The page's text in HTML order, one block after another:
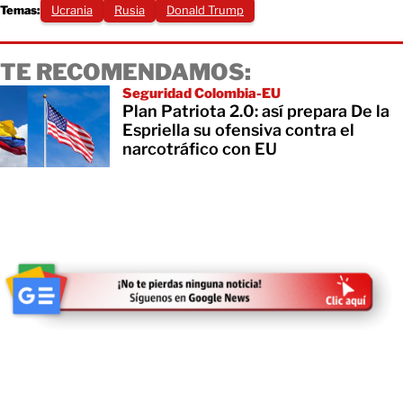
Temas: Ucrania Rusia Donald Trump
TE RECOMENDAMOS:
Seguridad Colombia-EU
Plan Patriota 2.0: así prepara De la
Espriella su ofensiva contra el
narcotráfico con EU